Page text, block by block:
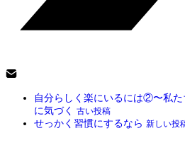
自分らしく楽にいるには②〜私
に気づく 古い投稿
せっかく習慣にするなら 新しい投